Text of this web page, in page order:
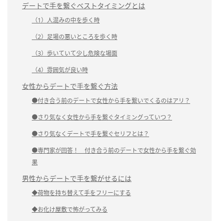
デートで手を繋ぐベストタイミングとは
（1）人混みの中を歩く時
（2）足場の悪いところを歩く時
（3）歩いていて少し危険な場面
（4）雰囲気が良い時
女性からデートで手を繋ぐ方法
●付き合う前のデートで女性から手を繋いでくるのはアリ？
●さり気なく女性から手を繋ぐタイミングっていつ？
●さり気なくデートで手を繋ぐセリフとは？
●専門家が回答！ 付き合う前のデートで女性から手を繋ぐ効
果
男性からデートで手を繋がせるには
◆荷物を持ち替えて手をフリーにする
◆お化け屋敷で怖がってみる